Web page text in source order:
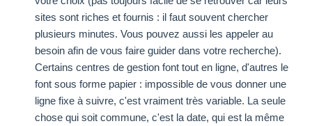
sites sont riches et fournis : il faut souvent chercher
plusieurs minutes. Vous pouvez aussi les appeler au
besoin afin de vous faire guider dans votre recherche).
Certains centres de gestion font tout en ligne, d'autres le
font sous forme papier : impossible de vous donner une
ligne fixe à suivre, c'est vraiment très variable. La seule
chose qui soit commune, c'est la date, qui est la même